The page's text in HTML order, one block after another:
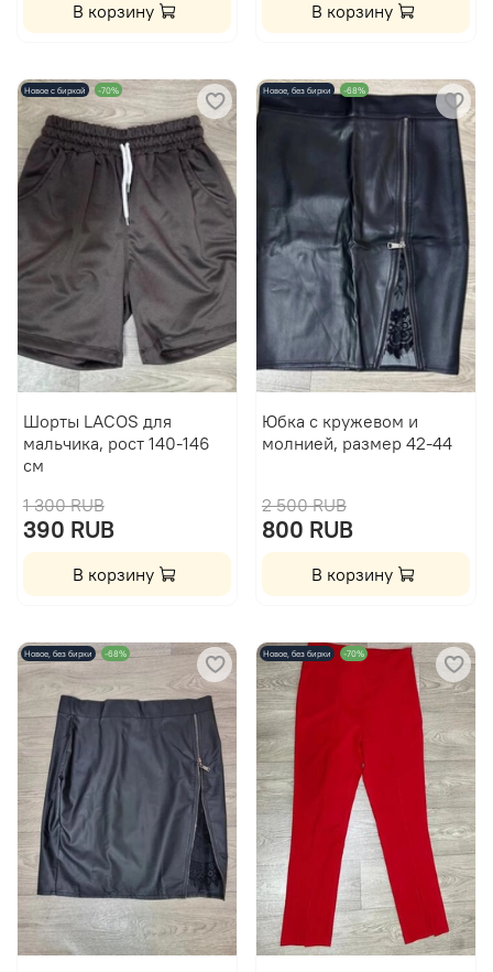
В корзину В корзину
Новое с биркой -70%
Шорты LACOS для
мальчика, рост 140-146
см
1 300 RUB
390 RUB
В корзину
Новое, без бирки -68%
Юбка с кружевом и
молнией, размер 42-44
2 500 RUB
800 RUB
В корзину
Новое, без бирки -68% Новое, без бирки -70%